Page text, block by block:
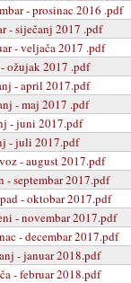
- prosinac 2016 .pdf
- siječanj 2017 .pdf
- veljača 2017 .pdf
ožujak 2017 .pdf
- april 2017.pdf
- maj 2017 .pdf
- juni 2017.pdf
- juli 2017.pdf
- august 2017.pdf
- septembar 2017.pdf
- oktobar 2017.pdf
- novembar 2017.pdf
- decembar 2017.pdf
- januar 2018.pdf
- februar 2018.pdf